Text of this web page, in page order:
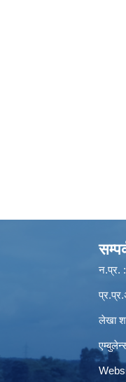
न.प्र.
लेखा